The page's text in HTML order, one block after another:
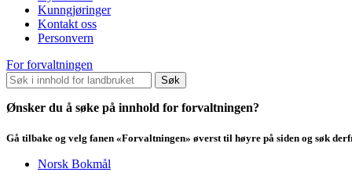
Kunngjøringer
Kontakt oss
Personvern
For forvaltningen
Søk
Ønsker du å søke på innhold for forvaltningen?
Gå tilbake og velg fanen «Forvaltningen» øverst til høyre på siden og søk
Norsk Bokmål